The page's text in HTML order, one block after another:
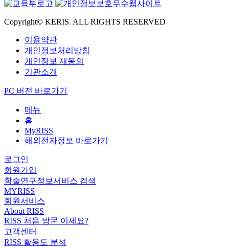
Copyright© KERIS. ALL RIGHTS RESERVED
이용약관
개인정보처리방침
개인정보 재동의
기관소개
PC 버전 바로가기
메뉴
홈
MyRISS
해외전자정보 바로가기
로그인
회원가입
학술연구정보서비스 검색
MYRISS
회원서비스
About RISS
RISS 처음 방문 이세요?
고객센터
RISS 활용도 분석